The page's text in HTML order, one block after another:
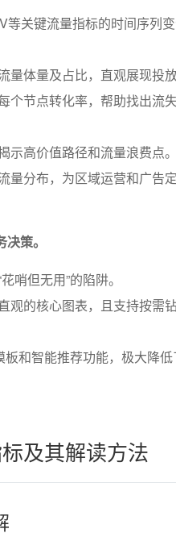
关键流量指标的时间序列
量体量及占比，直观展现投
个节点转化率，帮助找出流
示高价值路径和流量浪费点
量分布，为区域运营和广告
策。
哨但无用”的陷阱。
观的核心图表，且支持按需
和智能推荐功能，极大降
及其解读方法